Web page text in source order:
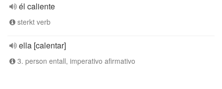
él caliente
sterkt verb
ella [calentar]
3. person entall, imperativo afirmativo